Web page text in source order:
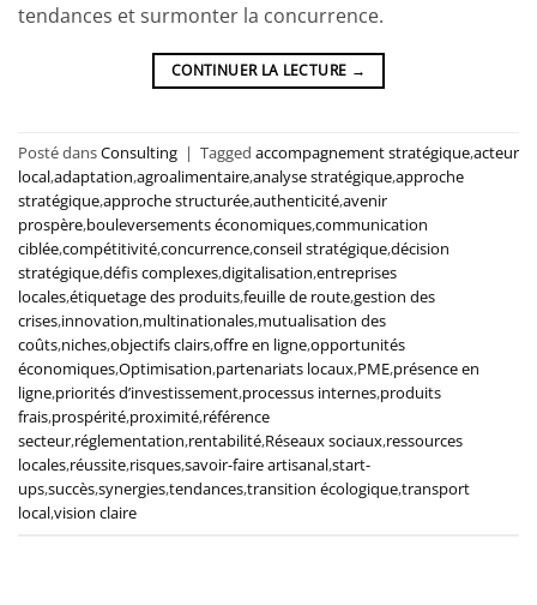
tendances et surmonter la concurrence.
CONTINUER LA LECTURE →
Posté dansConsulting | Tagged accompagnement stratégique,acteur
local,adaptation,agroalimentaire,analyse stratégique,approche
stratégique,approche structurée,authenticité,avenir
prospère,bouleversements économiques,communication
ciblée,compétitivité,concurrence,conseil stratégique,décision
stratégique,défis complexes,digitalisation,entreprises
locales,étiquetage des produits,feuille de route,gestion des
crises,innovation,multinationales,mutualisation des
coûts,niches,objectifs clairs,offre en ligne,opportunités
économiques,Optimisation,partenariats locaux,PME,présence en
ligne,priorités d’investissement,processus internes,produits
frais,prospérité,proximité,référence
secteur,réglementation,rentabilité,Réseaux sociaux,ressources
locales,réussite,risques,savoir-faire artisanal,start-
ups,succès,synergies,tendances,transition écologique,transport
local,vision claire